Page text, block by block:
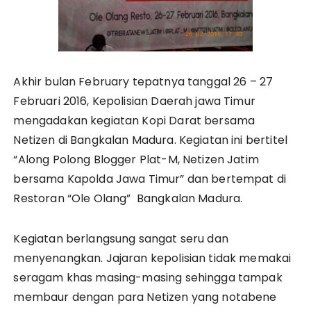
Akhir bulan February tepatnya tanggal 26 – 27
Februari 2016, Kepolisian Daerah jawa Timur
mengadakan kegiatan Kopi Darat bersama
Netizen di Bangkalan Madura. Kegiatan ini bertitel
“Along Polong Blogger Plat-M, Netizen Jatim
bersama Kapolda Jawa Timur” dan bertempat di
Restoran “Ole Olang” Bangkalan Madura.
Kegiatan berlangsung sangat seru dan
menyenangkan. Jajaran kepolisian tidak memakai
seragam khas masing-masing sehingga tampak
membaur dengan para Netizen yang notabene